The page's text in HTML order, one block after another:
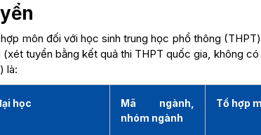
môn đối với học sinh trung học phổ thông
(xét tuyển bằng kết quả thi THPT quốc gia, không
là:
học
Mã ngành,
nhóm ngành
Tổ hợp